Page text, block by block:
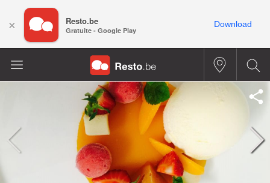
× Resto.be
Gratuite - Google Play
Download